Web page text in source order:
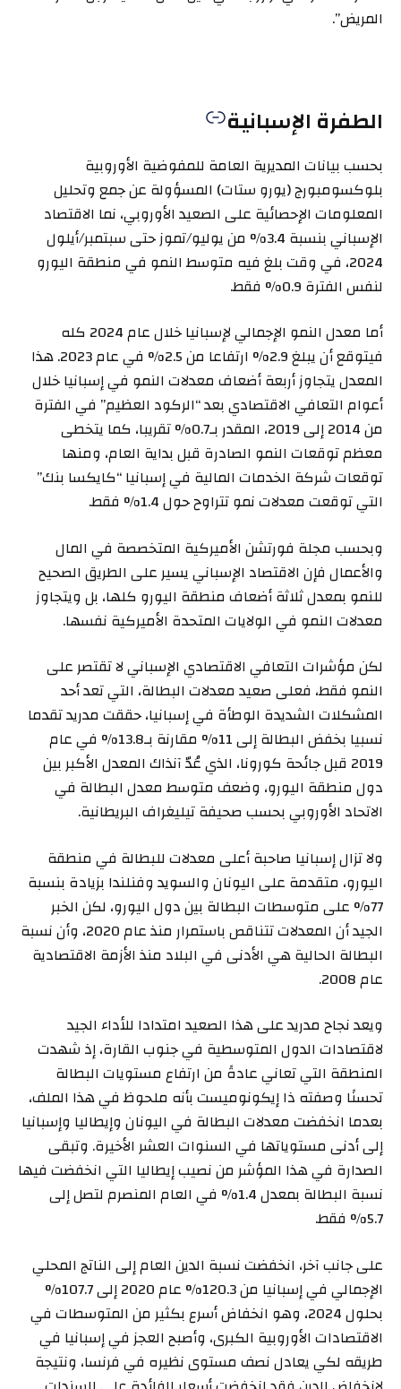
المريض”.
الطفرة الإسبانية
بحسب بيانات المديرية العامة للمفوضية الأوروبية
بلوكسومبورج (يورو ستات) المسؤولة عن جمع وتحليل
المعلومات الإحصائية على الصعيد الأوروبي، نما الاقتصاد
الإسباني بنسبة 3.4% من يوليو/تموز حتى سبتمبر/أيلول
2024، في وقت بلغ فيه متوسط النمو في منطقة اليورو
لنفس الفترة 0.9% فقط.
أما معدل النمو الإجمالي لإسبانيا خلال عام 2024 كله
فيتوقع أن يبلغ 2.9% ارتفاعا من 2.5% في عام 2023. هذا
المعدل يتجاوز أربعة أضعاف معدلات النمو في إسبانيا خلال
أعوام التعافي الاقتصادي بعد “الركود العظيم” في الفترة
من 2014 إلى 2019، المقدر بـ0.7% تقريبا، كما يتخطى
معظم توقعات النمو الصادرة قبل بداية العام، ومنها
توقعات شركة الخدمات المالية في إسبانيا “كايكسا بنك”
التي توقعت معدلات نمو تتراوح حول 1.4% فقط.
وبحسب مجلة فورتشن الأميركية المتخصصة في المال
والأعمال فإن الاقتصاد الإسباني يسير على الطريق الصحيح
للنمو بمعدل ثلاثة أضعاف منطقة اليورو كلها، بل ويتجاوز
معدلات النمو في الولايات المتحدة الأميركية نفسها.
لكن مؤشرات التعافي الاقتصادي الإسباني لا تقتصر على
النمو فقط، فعلى صعيد معدلات البطالة، التي تعد أحد
المشكلات الشديدة الوطأة في إسبانيا، حققت مدريد تقدما
نسبيا بخفض البطالة إلى 11% مقارنة بـ13.8% في عام
2019 قبل جائحة كورونا، الذي عُدّ آنذاك المعدل الأكبر بين
دول منطقة اليورو، وضعف متوسط معدل البطالة في
الاتحاد الأوروبي بحسب صحيفة تيليغراف البريطانية.
ولا تزال إسبانيا صاحبة أعلى معدلات للبطالة في منطقة
اليورو، متقدمة على اليونان والسويد وفنلندا بزيادة بنسبة
77% على متوسطات البطالة بين دول اليورو، لكن الخبر
الجيد أن المعدلات تتناقص باستمرار منذ عام 2020، وأن نسبة
البطالة الحالية هي الأدنى في البلاد منذ الأزمة الاقتصادية
عام 2008.
ويعد نجاح مدريد على هذا الصعيد امتدادا للأداء الجيد
لاقتصادات الدول المتوسطية في جنوب القارة، إذ شهدت
المنطقة التي تعاني عادةً من ارتفاع مستويات البطالة
تحسنًا وصفته ذا إيكونوميست بأنه ملحوظ في هذا الملف،
بعدما انخفضت معدلات البطالة في اليونان وإيطاليا وإسبانيا
إلى أدنى مستوياتها في السنوات العشر الأخيرة. وتبقى
الصدارة في هذا المؤشر من نصيب إيطاليا التي انخفضت فيها
نسبة البطالة بمعدل 1.4% في العام المنصرم لتصل إلى
5.7% فقط.
على جانب آخر، انخفضت نسبة الدين العام إلى الناتج المحلي
الإجمالي في إسبانيا من 120.3% عام 2020 إلى 107.7%
بحلول 2024، وهو انخفاض أسرع بكثير من المتوسطات في
الاقتصادات الأوروبية الكبرى، وأصبح العجز في إسبانيا في
طريقه لكي يعادل نصف مستوى نظيره في فرنسا، ونتيجة